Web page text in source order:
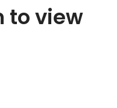
to view